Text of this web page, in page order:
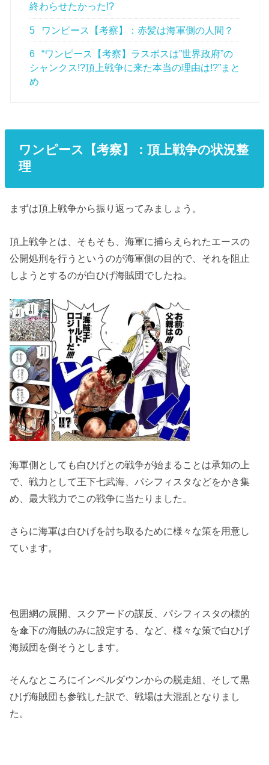
終わらせたかった!?
5 ワンピース【考察】：赤髪は海軍側の人間？
6
“ワンピース【考察】ラスボスは”世界政府”の
シャンクス!?頂上戦争に来た本当の理由は!?”まと
め
ワンピース【考察】：頂上戦争の状況整
理
まずは頂上戦争から振り返ってみましょう。
頂上戦争とは、そもそも、海軍に捕らえられたエースの
公開処刑を行うというのが海軍側の目的で、それを阻止
しようとするのが白ひげ海賊団でしたね。
海軍側としても白ひげとの戦争が始まることは承知の上
で、戦力として王下七武海、パシフィスタなどをかき集
め、最大戦力でこの戦争に当たりました。
さらに海軍は白ひげを討ち取るために様々な策を用意し
ています。
包囲網の展開、スクアードの謀反、パシフィスタの標的
を傘下の海賊のみに設定する、など、様々な策で白ひげ
海賊団を倒そうとします。
そんなところにインペルダウンからの脱走組、そして黒
ひげ海賊団も参戦した訳で、戦場は大混乱となりまし
た。